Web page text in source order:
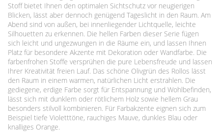
Stoff bietet Ihnen den optimalen Sichtschutz vor neugierigen
Blicken, lässt aber dennoch genügend Tageslicht in den Raum. Am
Abend sind von außen, bei innenliegender Lichtquelle, leichte
Silhouetten zu erkennen. Die hellen Farben dieser Serie fügen
sich leicht und ungezwungen in die Räume ein, und lassen Ihnen
Platz für besondere Akzente mit Dekoration oder Wandfarbe. Die
farbenfrohen Stoffe versprühen die pure Lebensfreude und lassen
Ihrer Kreativität freien Lauf. Das schöne Olivgrün des Rollos lässt
den Raum in einem warmen, natürlichen Licht erstrahlen. Die
gediegene, erdige Farbe sorgt für Entspannung und Wohlbefinden,
lässt sich mit dunklem oder rötlichem Holz sowie hellem Grau
besonders stilvoll kombinieren. Für Farbakzente eignen sich zum
Beispiel tiefe Violetttöne, rauchiges Mauve, dunkles Blau oder
knalliges Orange.